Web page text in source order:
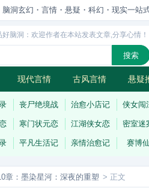
洞玄幻・言情・悬疑・科幻・现实一站
好脑洞：欢迎作者在本站发表文章,分享心情！
现代言情 古风言情 悬疑
连载
丧尸绝境战 治愈小店记 侠女闯
寒门状元恋 江湖侠女恋 密室迷
平凡生活记 亲情治愈记 赛博
章：墨染星河：深夜的重塑 > 正文